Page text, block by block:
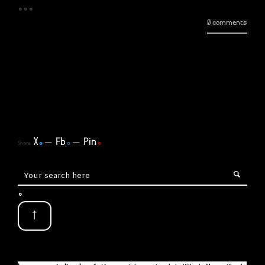
...
0 comments
Share X. Fb. Pin.
.
↑